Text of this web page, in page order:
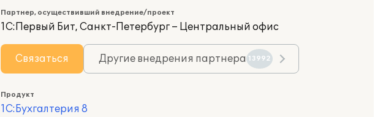
Партнер, осуществивший внедрение/проект
1С:Первый Бит, Санкт-Петербург – Центральный офис
Связаться Другие внедрения партнера 13992
Продукт
1С:Бухгалтерия 8